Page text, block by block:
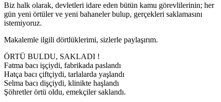
Biz halk olarak, devletleri idare eden bütün kamu görevlilerinin; her
gün yeni örtüler ve yeni bahaneler bulup, gerçekleri saklamasını
istemiyoruz.
Makalemle ilgili dörtlüklerimi, sizlerle paylaşırım.
ÖRTÜ BULDU, SAKLADI !
Fatma bacı işçiydi, fabrikada paslandı
Hatça bacı çiftçiydi, tarlalarda yaşlandı
Selma bacı dişçiydi, klinikte haşlandı
Şöhretler örtü oldu, emekçiler saklandı.